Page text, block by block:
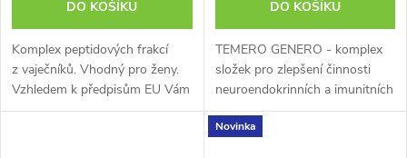
DO KOŠÍKU
Komplex peptidových frakcí
z vaječníků. Vhodný pro ženy.
Vzhledem k předpisům EU Vám
nemůžeme sdělit všechny
DO KOŠÍKU
TEMERO GENERO - komplex
složek pro zlepšení činnosti
neuroendokrinních a imunitních
systémů. obnovuje biorytmy a
imunitu reguluje
Novinka